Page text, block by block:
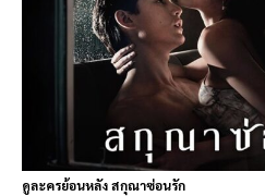
ดูละครย้อนหลัง สกุณาซ่อนรัก